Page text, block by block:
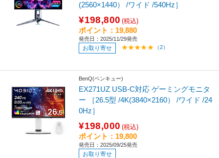
(2560×1440） /ワイド /540Hz］
¥198,800 (税込)
ポイント：19,880
発売日：2025/11/29発売
お取り寄せ （2）
BenQ(ベンキュー)
EX271UZ USB-C対応 ゲーミングモニタ
ー ［26.5型 /4K(3840×2160） /ワイド /24
0Hz］
¥198,000 (税込)
ポイント：19,800
発売日：2025/09/25発売
お取り寄せ